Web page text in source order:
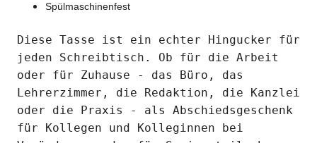
Spülmaschinenfest
Diese Tasse ist ein echter Hingucker für
jeden Schreibtisch. Ob für die Arbeit
oder für Zuhause - das Büro, das
Lehrerzimmer, die Redaktion, die Kanzlei
oder die Praxis - als Abschiedsgeschenk
für Kollegen und Kolleginnen bei